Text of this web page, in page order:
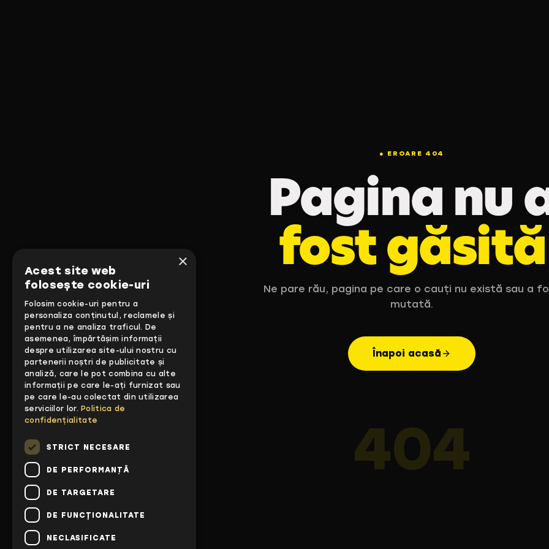
● EROARE 404
Pagina nu
fost găsită
Ne pare rău, pagina pe care o cauți nu există sau a
mutată.
Înapoi acasă
404
×
Acest site web
folosește cookie-uri
Folosim cookie-uri pentru a
personaliza conținutul, reclamele și
pentru a ne analiza traficul. De
asemenea, împărtășim informații
despre utilizarea site-ului nostru cu
partenerii noștri de publicitate și
analiză, care le pot combina cu alte
informații pe care le-ați furnizat sau
pe care le-au colectat din utilizarea
serviciilor lor. Politica de
confidențialitate
STRICT NECESARE
DE PERFORMANȚĂ
DE TARGETARE
DE FUNCŢIONALITATE
NECLASIFICATE